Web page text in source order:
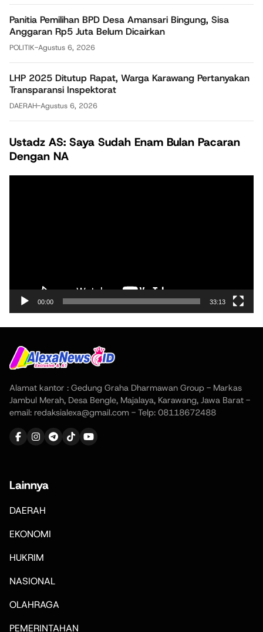
Panitia Pemilihan BPD Desa Amansari Bingung, Sisa
Anggaran Rp5 Juta Belum Dicairkan
POLITIK-Agustus 6, 2026
LHP 2025 Ditutup Rapat, Warga Karawang Pertanyakan
Transparansi Inspektorat
DAERAH-Agustus 6, 2026
Ustadz AS: Saya Sudah Enam Bulan Pacaran
Dengan NA
00:00 33:13
Alamat kantor : Gedung Graha Dharmawan Group - Markas
Jambul Merah, Desa Bengle, Majalaya, Karawang, Jawa Barat -
email: redaksialexa@gmail.com - Telp: 08118672488
Lainnya
DAERAH
EKONOMI
HUKRIM
NASIONAL
OLAHRAGA
PEMERINTAHAN